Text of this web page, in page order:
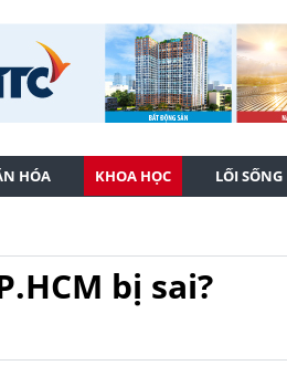
HÓA KHOA HỌC LỐI SỐNG
bị sai?